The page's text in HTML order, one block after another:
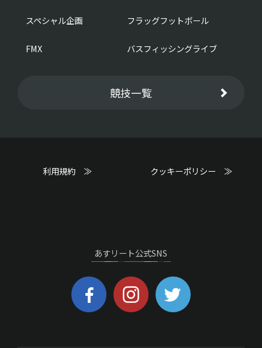
スペシャル企画 フラッグフットボール
FMX バスフィッシングライブ
競技一覧
利用規約 ≫ クッキーポリシー ≫
あすリート公式SNS